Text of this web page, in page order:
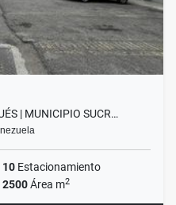
| MUNICIPIO SUCR…
10 Estacionamiento
2500Área m2